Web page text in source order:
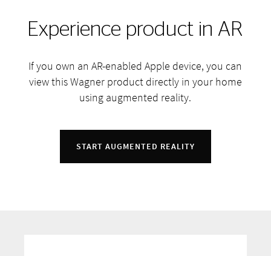
Experience product in AR
If you own an AR-enabled Apple device, you can
view this Wagner product directly in your home
using augmented reality.
START AUGMENTED REALITY